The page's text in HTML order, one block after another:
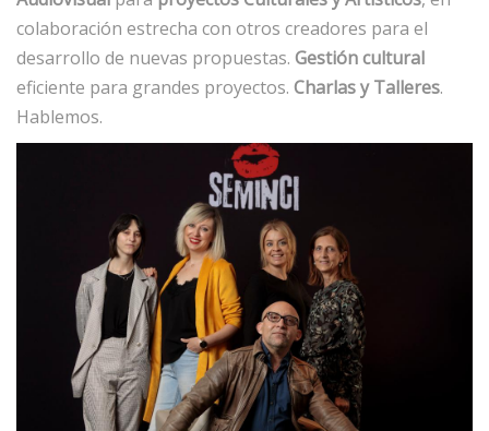
colaboración estrecha con otros creadores para el
desarrollo de nuevas propuestas. Gestión cultural
eficiente para grandes proyectos. Charlas y Talleres.
Hablemos.